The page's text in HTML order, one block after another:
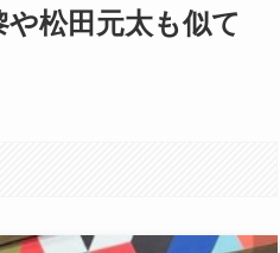
松田元太も似て